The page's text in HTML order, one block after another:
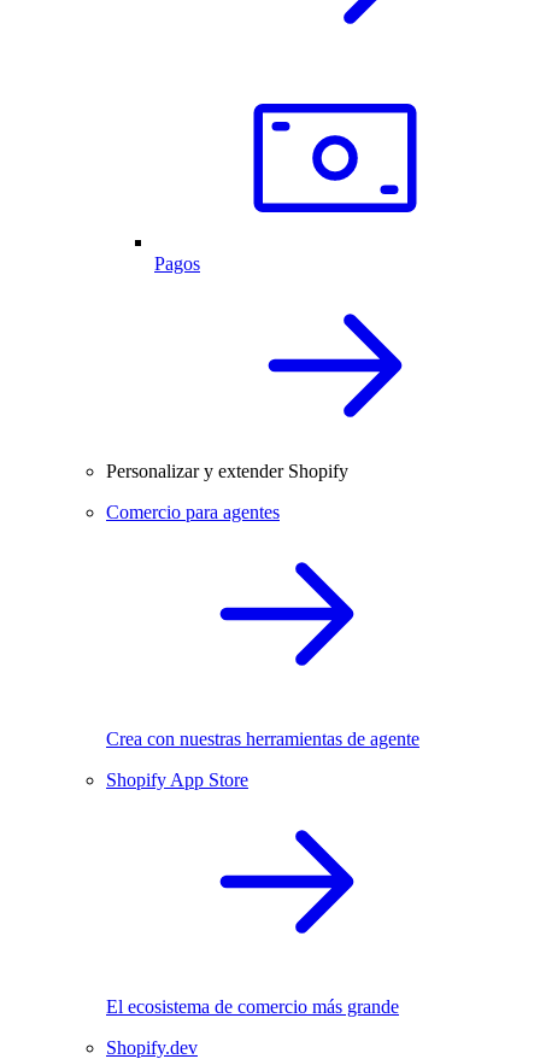
Pagos
Personalizar y extender Shopify
Comercio para agentes
Crea con nuestras herramientas de agente
Shopify App Store
El ecosistema de comercio más grande
Shopify.dev